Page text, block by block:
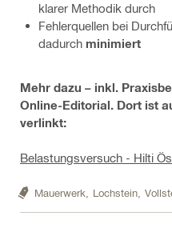
klarer Methodik durch
Fehlerquellen bei
dadurch minimiert
Mehr dazu – inkl.
Online-Editorial. Dort ist
verlinkt:
Belastungsversuch - Hilti
Mauerwerk, Lochstein,